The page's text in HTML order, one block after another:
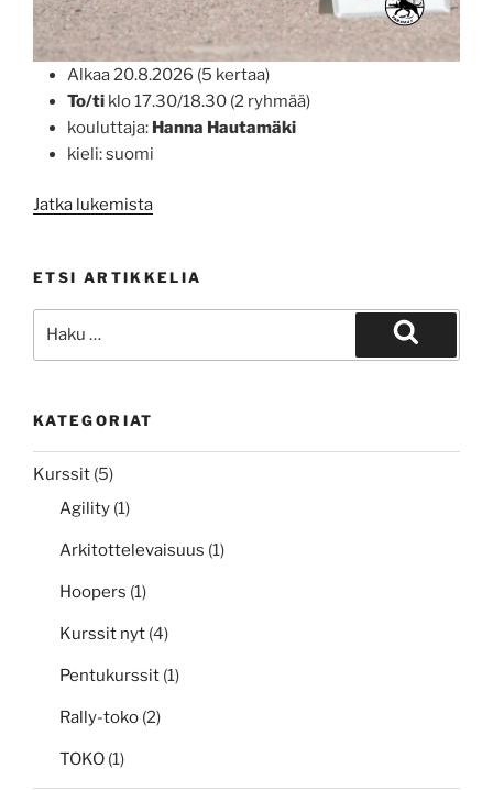
Alkaa 20.8.2026 (5 kertaa)
To/ti klo 17.30/18.30 (2 ryhmää)
kouluttaja: Hanna Hautamäki
kieli: suomi
Jatka lukemista”Rally-
2026”
ETSI ARTIKKELIA
Haku
KATEGORIAT
Kurssit (5)
Agility (1)
Arkitottelevaisuus (1)
Hoopers (1)
Kurssit nyt (4)
Pentukurssit (1)
Rally-toko (2)
TOKO (1)